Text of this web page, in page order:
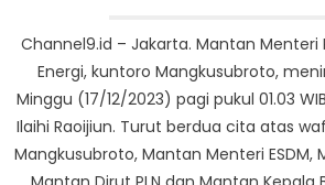
Channel9.id – Jakarta. Mantan
Energi, kuntoro Mangkusubroto,
Minggu (17/12/2023) pagi pukul 01.03
Ilaihi Raoijiun. Turut berdua cita atas
Mangkusubroto, Mantan Menteri ESDM,